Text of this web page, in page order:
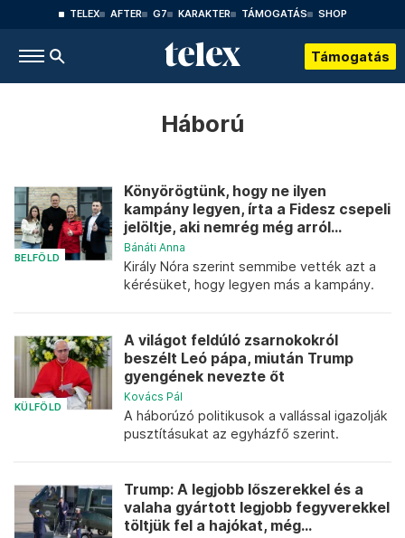
TELEX AFTER G7 KARAKTER TÁMOGATÁS SHOP
Támogatás
Háború
BELFÖLD
Könyörögtünk, hogy ne ilyen
kampány legyen, írta a Fidesz csepeli
jelöltje, aki nemrég még arról...
Bánáti Anna
Király Nóra szerint semmibe vették azt a
kérésüket, hogy legyen más a kampány.
KÜLFÖLD
A világot feldúló zsarnokokról
beszélt Leó pápa, miután Trump
gyengének nevezte őt
Kovács Pál
A háborúzó politikusok a vallással igazolják
pusztításukat az egyházfő szerint.
Trump: A legjobb lőszerekkel és a
valaha gyártott legjobb fegyverekkel
töltjük fel a hajókat, még...